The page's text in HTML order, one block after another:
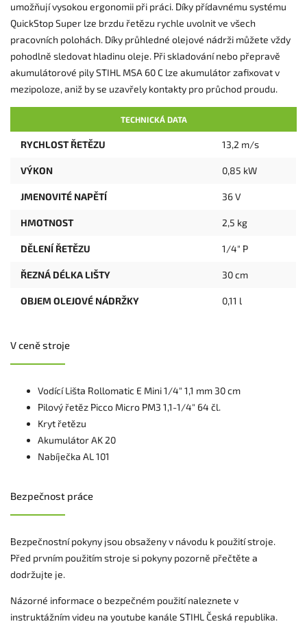
umožňují vysokou ergonomii při práci. Díky přídavnému systému
QuickStop Super lze brzdu řetězu rychle uvolnit ve všech
pracovních polohách. Díky průhledné olejové nádrži můžete vždy
pohodlně sledovat hladinu oleje. Při skladování nebo přepravě
akumulátorové pily STIHL MSA 60 C lze akumulátor zafixovat v
mezipoloze, aniž by se uzavřely kontakty pro průchod proudu.
TECHNICKÁ DATA
RYCHLOST ŘETĚZU 13,2 m/s
VÝKON 0,85 kW
JMENOVITÉ NAPĚTÍ 36 V
HMOTNOST 2,5 kg
DĚLENÍ ŘETĚZU 1/4" P
ŘEZNÁ DÉLKA LIŠTY 30 cm
OBJEM OLEJOVÉ NÁDRŽKY 0,11 l
V ceně stroje
Vodící Lišta Rollomatic E Mini 1/4" 1,1 mm 30 cm
Pilový řetěz Picco Micro PM3 1,1-1/4" 64 čl.
Kryt řetězu
Akumulátor AK 20
Nabíječka AL 101
Bezpečnost práce
Bezpečnostní pokyny jsou obsaženy v návodu k použití stroje.
Před prvním použitím stroje si pokyny pozorně přečtěte a
dodržujte je.
Názorné informace o bezpečném použití naleznete v
instruktážním videu na youtube kanále STIHL Česká republika.